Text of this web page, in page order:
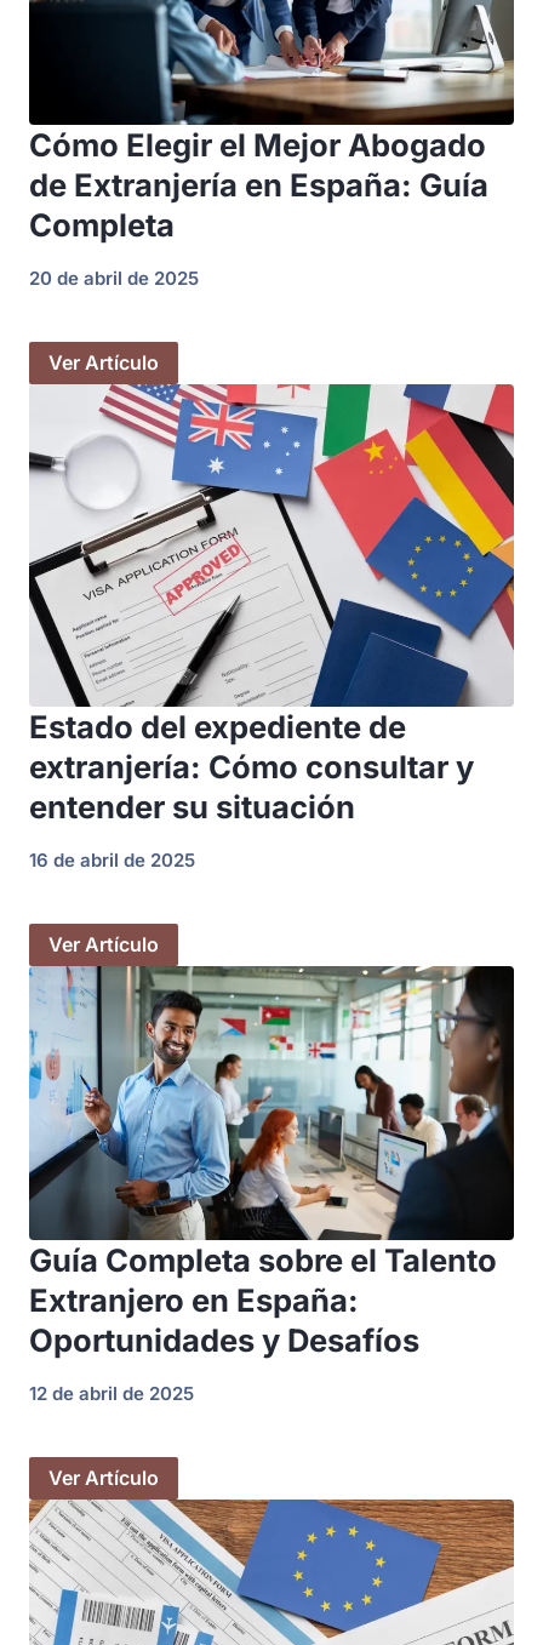
Cómo Elegir el Mejor Abogado
de Extranjería en España: Guía
Completa
20 de abril de 2025
Ver Artículo
Estado del expediente de
extranjería: Cómo consultar y
entender su situación
16 de abril de 2025
Ver Artículo
Guía Completa sobre el Talento
Extranjero en España:
Oportunidades y Desafíos
12 de abril de 2025
Ver Artículo